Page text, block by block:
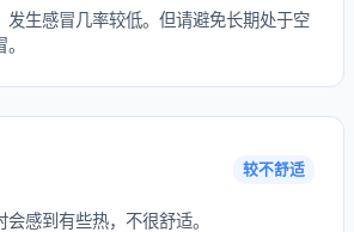
发生感冒几率较低。但请避免长期处于空
较不舒适
感到有些热，不很舒适。